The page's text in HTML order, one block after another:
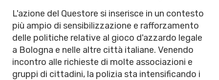
L'azione del Questore si inserisce in un contesto
più ampio di sensibilizzazione e rafforzamento
delle politiche relative al gioco d'azzardo legale
a Bologna e nelle altre città italiane. Venendo
incontro alle richieste di molte associazioni e
gruppi di cittadini, la polizia sta intensificando i